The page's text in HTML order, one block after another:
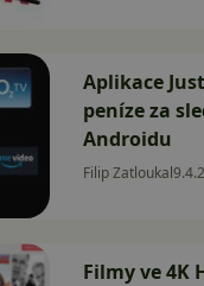
Aplikace
peníze za
Androidu
Filip Zatloukal
Filmy ve 4K